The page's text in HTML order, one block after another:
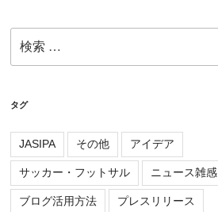
索:
タグ
JASIPA その他 アイデア
サッカー・フットサル ニュース雑感
ブログ活用方法 プレスリリース